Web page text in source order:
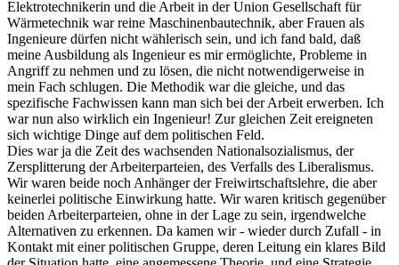
Elektrotechnikerin und die Arbeit in der Union Gesellschaft für
Wärmetechnik war reine Maschinenbautechnik, aber Frauen als
Ingenieure dürfen nicht wählerisch sein, und ich fand bald, daß
meine Ausbildung als Ingenieur es mir ermöglichte, Probleme in
Angriff zu nehmen und zu lösen, die nicht notwendigerweise in
mein Fach schlugen. Die Methodik war die gleiche, und das
spezifische Fachwissen kann man sich bei der Arbeit erwerben. Ich
war nun also wirklich ein Ingenieur! Zur gleichen Zeit ereigneten
sich wichtige Dinge auf dem politischen Feld.
Dies war ja die Zeit des wachsenden Nationalsozialismus, der
Zersplitterung der Arbeiterparteien, des Verfalls des Liberalismus.
Wir waren beide noch Anhänger der Freiwirtschaftslehre, die aber
keinerlei politische Einwirkung hatte. Wir waren kritisch gegenüber
beiden Arbeiterparteien, ohne in der Lage zu sein, irgendwelche
Alternativen zu erkennen. Da kamen wir - wieder durch Zufall - in
Kontakt mit einer politischen Gruppe, deren Leitung ein klares Bild